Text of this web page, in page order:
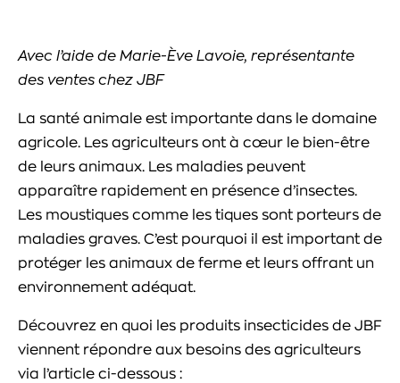
Avec l’aide de Marie-Ève Lavoie, représentante
des ventes chez JBF
La santé animale est importante dans le domaine
agricole. Les agriculteurs ont à cœur le bien-être
de leurs animaux. Les maladies peuvent
apparaître rapidement en présence d’insectes.
Les moustiques comme les tiques sont porteurs de
maladies graves. C’est pourquoi il est important de
protéger les animaux de ferme et leurs offrant un
environnement adéquat.
Découvrez en quoi les produits insecticides de JBF
viennent répondre aux besoins des agriculteurs
via l’article ci-dessous :